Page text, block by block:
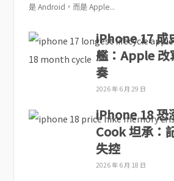
是 Android，而是 Apple...
iPhone 17 成
艦：Apple 改
奏
2026 年 6 月 29 日
iPhone 18 恐
Cook 坦承：
失控
2026 年 6 月 18 日